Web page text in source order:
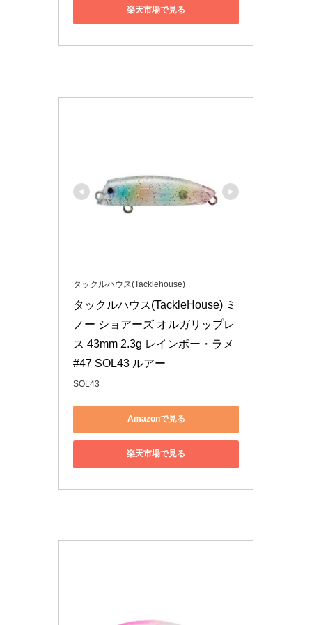
楽天市場で見る
タックルハウス(Tacklehouse)
タックルハウス(TackleHouse) ミ
ノー ショアーズ オルガリップレ
ス 43mm 2.3g レインボー・ラメ
#47 SOL43 ルアー
SOL43
Amazonで見る
楽天市場で見る